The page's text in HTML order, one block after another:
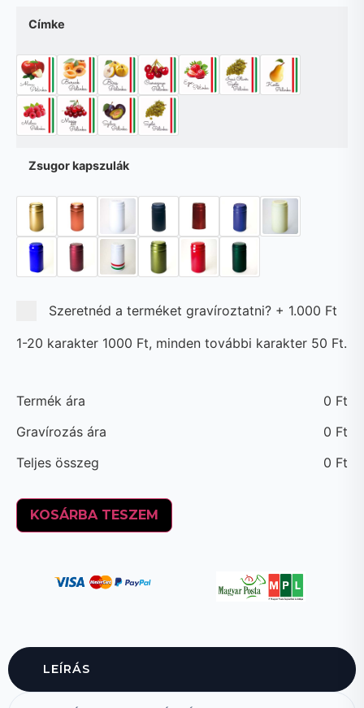
Címke
Zsugor kapszulák
Szeretnéd a terméket gravíroztatni? + 1.000 Ft
1-20 karakter 1000 Ft, minden további karakter 50 Ft.
Termék ára 0 Ft
Gravírozás ára
0 Ft
Teljes összeg
0 Ft
KOSÁRBA TESZEM
LEÍRÁS